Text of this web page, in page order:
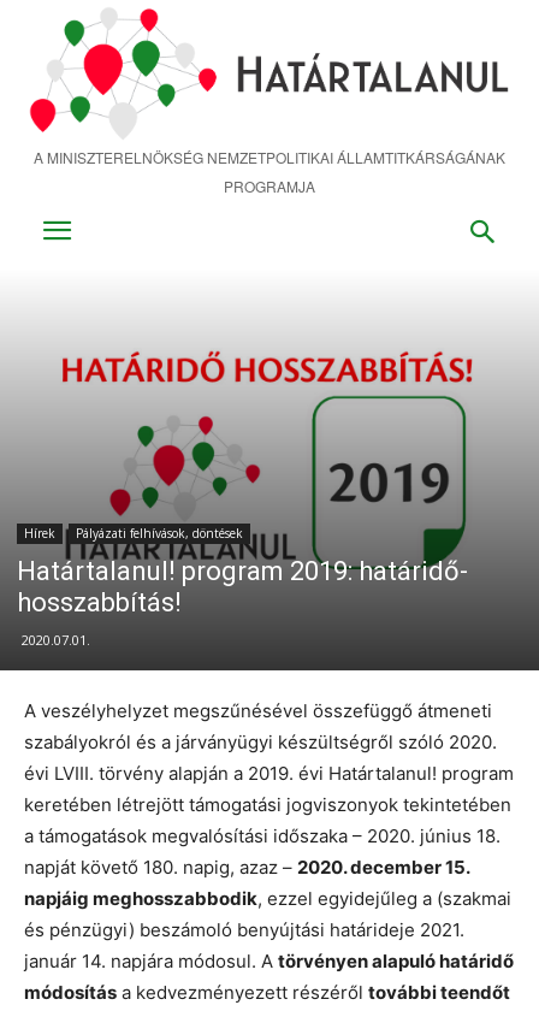
tartalomra
A MINISZTERELNÖKSÉG NEMZETPOLITIKAI ÁLLAMTITKÁRSÁGÁNAK
PROGRAMJA
Hírek Pályázati felhívások, döntések
Határtalanul! program 2019: határidő-
hosszabbítás!
2020.07.01.
A veszélyhelyzet megszűnésével összefüggő átmeneti
szabályokról és a járványügyi készültségről szóló 2020.
évi LVIII. törvény alapján a 2019. évi Határtalanul! program
keretében létrejött támogatási jogviszonyok tekintetében
a támogatások megvalósítási időszaka – 2020. június 18.
napját követő 180. napig, azaz – 2020. december 15.
napjáig meghosszabbodik, ezzel egyidejűleg a (szakmai
és pénzügyi) beszámoló benyújtási határideje 2021.
január 14. napjára módosul. A törvényen alapuló határidő
módosítás a kedvezményezett részéről további teendőt